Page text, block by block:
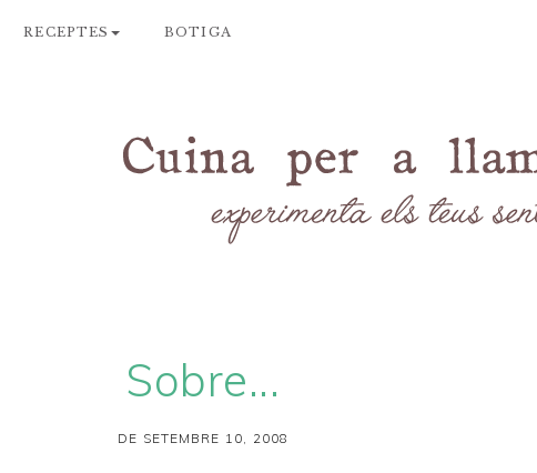
RECEPTES BOTIGA
Sobre...
DE SETEMBRE 10, 2008